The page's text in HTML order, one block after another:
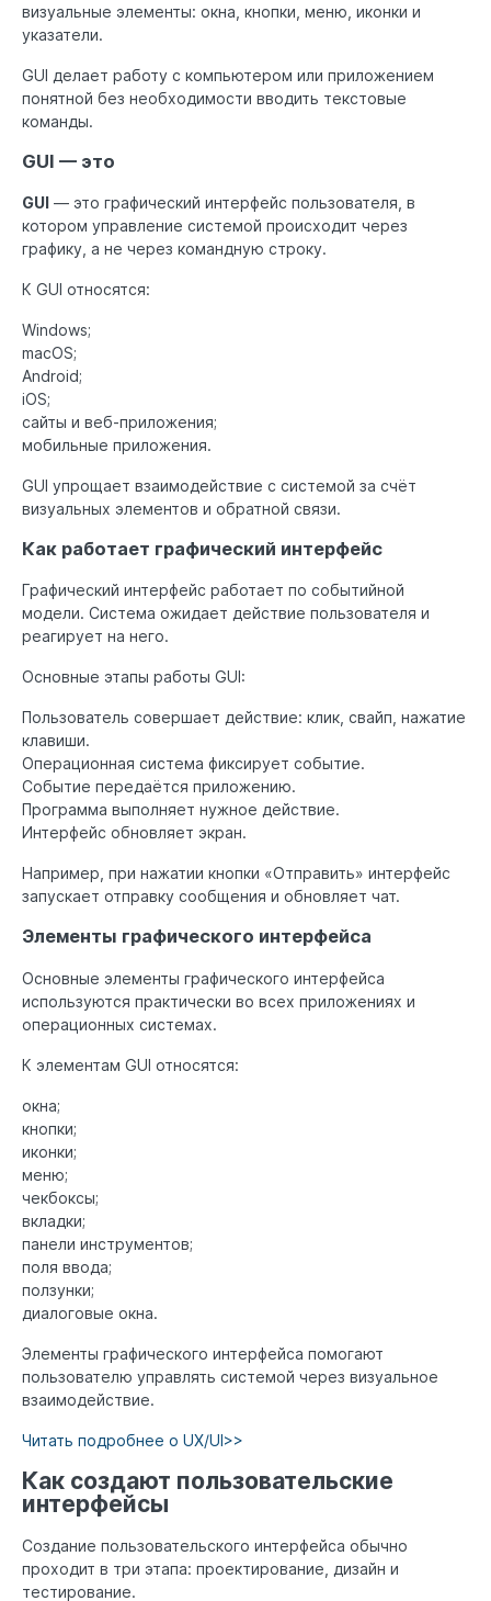
визуальные элементы: окна, кнопки, меню, иконки и
указатели.
GUI делает работу с компьютером или приложением
понятной без необходимости вводить текстовые
команды.
GUI — это
GUI — это графический интерфейс пользователя, в
котором управление системой происходит через
графику, а не через командную строку.
К GUI относятся:
Windows;
macOS;
Android;
iOS;
сайты и веб-приложения;
мобильные приложения.
GUI упрощает взаимодействие с системой за счёт
визуальных элементов и обратной связи.
Как работает графический интерфейс
Графический интерфейс работает по событийной
модели. Система ожидает действие пользователя и
реагирует на него.
Основные этапы работы GUI:
Пользователь совершает действие: клик, свайп, нажатие
клавиши.
Операционная система фиксирует событие.
Событие передаётся приложению.
Программа выполняет нужное действие.
Интерфейс обновляет экран.
Например, при нажатии кнопки «Отправить» интерфейс
запускает отправку сообщения и обновляет чат.
Элементы графического интерфейса
Основные элементы графического интерфейса
используются практически во всех приложениях и
операционных системах.
К элементам GUI относятся:
окна;
кнопки;
иконки;
меню;
чекбоксы;
вкладки;
панели инструментов;
поля ввода;
ползунки;
диалоговые окна.
Элементы графического интерфейса помогают
пользователю управлять системой через визуальное
взаимодействие.
Читать подробнее о UX/UI>>
Как создают пользовательские
интерфейсы
Создание пользовательского интерфейса обычно
проходит в три этапа: проектирование, дизайн и
тестирование.